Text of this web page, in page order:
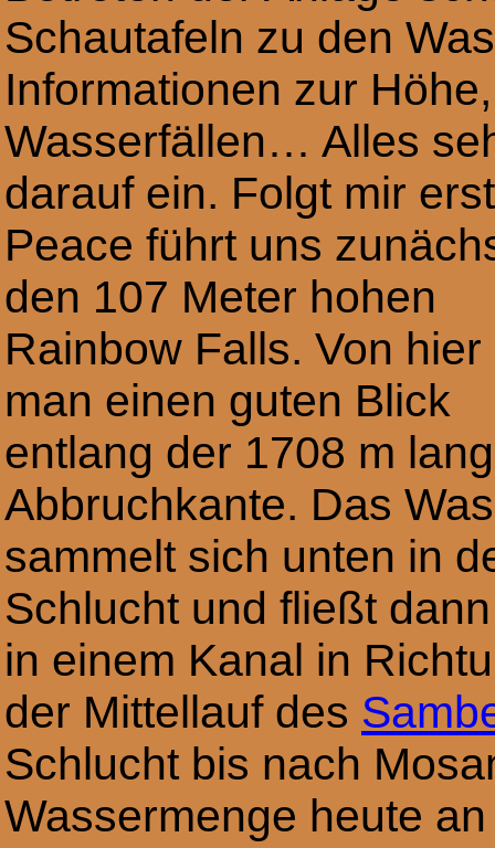
Schautafeln zu den
Informationen zur
Wasserfällen… Alles
darauf ein. Folgt mir
Peace führt uns
den 107 Meter hohen
Rainbow Falls. Von hier
man einen guten Blick
entlang der 1708 m
Abbruchkante. Das
sammelt sich unten in
Schlucht und fließt
in einem Kanal in
der Mittellauf des
Schlucht bis nach
Wassermenge heute